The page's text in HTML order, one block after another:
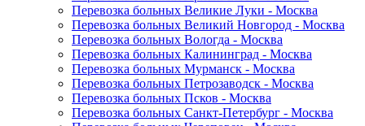
Перевозка больных Великие Луки - Москва
Перевозка больных Великий Новгород - Москва
Перевозка больных Вологда - Москва
Перевозка больных Калининград - Москва
Перевозка больных Мурманск - Москва
Перевозка больных Петрозаводск - Москва
Перевозка больных Псков - Москва
Перевозка больных Санкт-Петербург - Москва